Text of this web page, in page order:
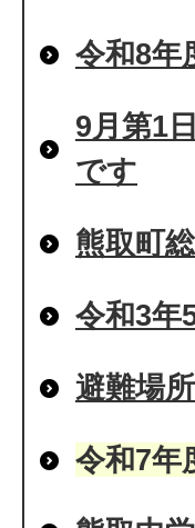
令和8年
9月第1
です
熊取町
令和3年
避難場
令和7年